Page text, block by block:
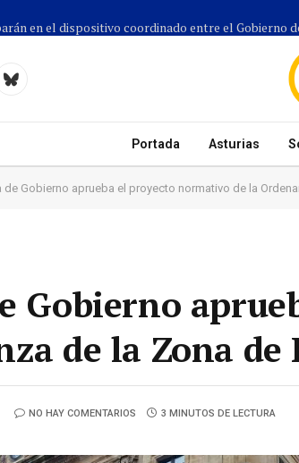
Cielo
Portada Asturias
de Gobierno aprueba el proyecto normativo de la
Gobierno
de la Zona de
NO HAY COMENTARIOS 3 MINUTOS DE LECTURA